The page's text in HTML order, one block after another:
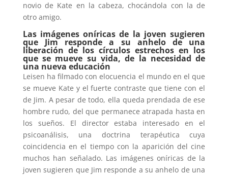
novio de Kate en la cabeza, chocándola con la de
otro amigo.
Las imágenes oníricas de la joven sugieren
que Jim responde a su anhelo de una
liberación de los círculos estrechos en los
que se mueve su vida, de la necesidad de
una nueva educación
Leisen ha filmado con elocuencia el mundo en el que
se mueve Kate y el fuerte contraste que tiene con el
de Jim. A pesar de todo, ella queda prendada de ese
hombre rudo, del que permanece atrapada hasta en
los sueños. El director estaba interesado en el
psicoanálisis, una doctrina terapéutica cuya
coincidencia en el tiempo con la aparición del cine
muchos han señalado. Las imágenes oníricas de la
joven sugieren que Jim responde a su anhelo de una